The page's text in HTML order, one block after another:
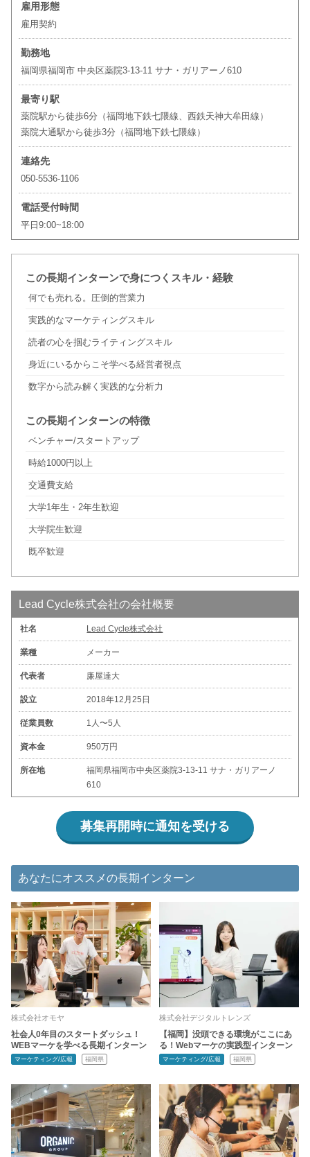
雇用形態
雇用契約
勤務地
福岡県福岡市 中央区薬院3-13-11 サナ・ガリアーノ610
最寄り駅
薬院駅から徒歩6分（福岡地下鉄七隈線、西鉄天神大牟田線）
薬院大通駅から徒歩3分（福岡地下鉄七隈線）
連絡先
050-5536-1106
電話受付時間
平日9:00~18:00
この長期インターンで身につくスキル・経験
何でも売れる。圧倒的営業力
実践的なマーケティングスキル
読者の心を掴むライティングスキル
身近にいるからこそ学べる経営者視点
数字から読み解く実践的な分析力
この長期インターンの特徴
ベンチャー/スタートアップ
時給1000円以上
交通費支給
大学1年生・2年生歓迎
大学院生歓迎
既卒歓迎
Lead Cycle株式会社の会社概要
社名 Lead Cycle株式会社
業種 メーカー
代表者 廉屋達大
設立 2018年12月25日
従業員数 1人〜5人
資本金 950万円
所在地
福岡県福岡市中央区薬院3-13-11 サナ・ガリアーノ
610
募集再開時に通知を受ける
あなたにオススメの長期インターン
株式会社オモヤ
社会人0年目のスタートダッシュ！
WEBマーケを学べる長期インターン
マーケティング/広報 福岡県
株式会社デジタルトレンズ
【福岡】没頭できる環境がここにあ
る！Webマーケの実践型インターン
マーケティング/広報 福岡県